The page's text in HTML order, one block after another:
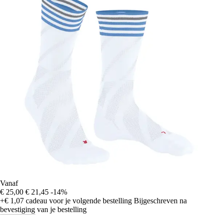
Vanaf
€ 25,00 € 21,45 -14%
+€ 1,07 cadeau voor je volgende bestelling Bijgeschreven na
bevestiging van je bestelling